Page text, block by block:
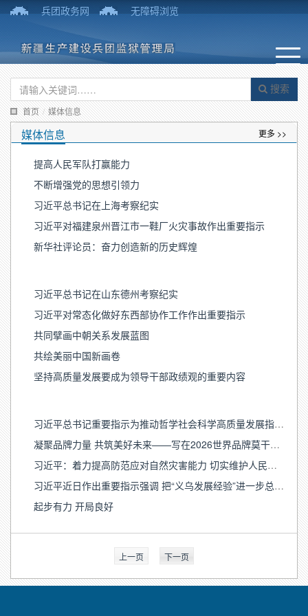
兵团政务网 无障碍浏览
搜索
首页 / 媒体信息
媒体信息 更多 >>
提高人民军队打赢能力
不断增强党的思想引领力
习近平总书记在上海考察纪实
习近平对福建泉州晋江市一鞋厂火灾事故作出重要指示
新华社评论员：奋力创造新的历史辉煌
习近平总书记在山东德州考察纪实
习近平对常态化做好东西部协作工作作出重要指示
共同擘画中朝关系发展蓝图
共绘美丽中国新画卷
坚持高质量发展要成为领导干部政绩观的重要内容
习近平总书记重要指示为推动哲学社会科学高质量发展指明方向
凝聚品牌力量 共筑美好未来——写在2026世界品牌莫干山大会开幕之际
习近平：着力提高防范应对自然灾害能力 切实维护人民群众生命财产安全
习近平近日作出重要指示强调 把“义乌发展经验”进一步总结好运用好 探索走出符合各自实际的高质量发展之路
起步有力 开局良好
上一页 下一页